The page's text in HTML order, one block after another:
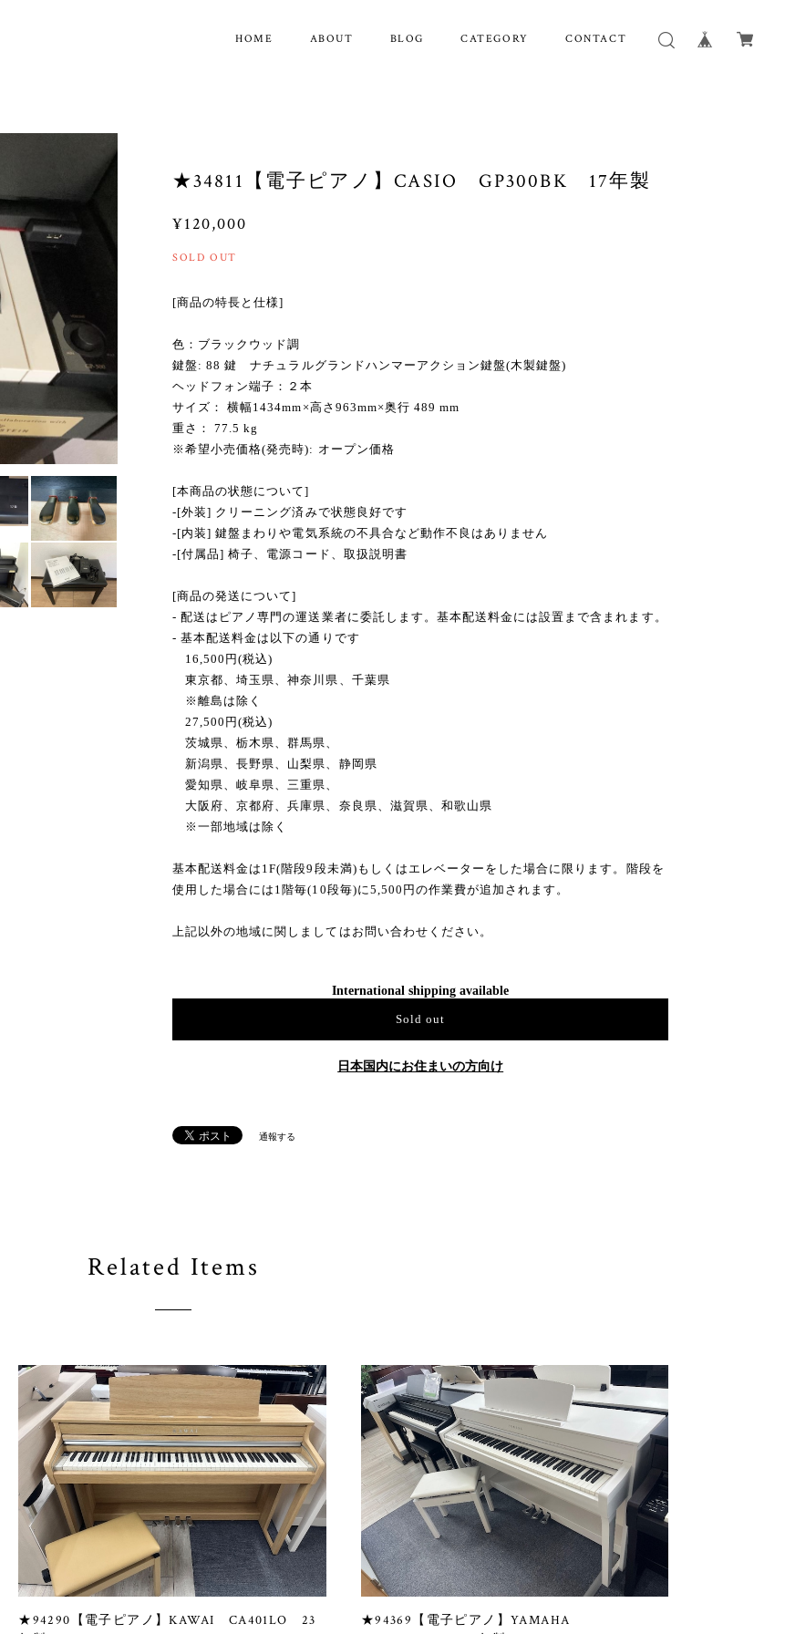
HOME ABOUT BLOG CATEGORY CONTACT
★34811【電子ピアノ】CASIO GP300BK 17年製
¥120,000
SOLD OUT
[商品の特長と仕様]
色：ブラックウッド調
鍵盤: 88 鍵 ナチュラルグランドハンマーアクション鍵盤(木製鍵盤)
ヘッドフォン端子：２本
サイズ： 横幅1434mm×高さ963mm×奥行 489 mm
重さ： 77.5 kg
※希望小売価格(発売時): オープン価格
[本商品の状態について]
-[外装] クリーニング済みで状態良好です
-[内装] 鍵盤まわりや電気系統の不具合など動作不良はありません
-[付属品] 椅子、電源コード、取扱説明書
[商品の発送について]
- 配送はピアノ専門の運送業者に委託します。基本配送料金には設置まで含まれます。
- 基本配送料金は以下の通りです
16,500円(税込)
東京都、埼玉県、神奈川県、千葉県
※離島は除く
27,500円(税込)
茨城県、栃木県、群馬県、
新潟県、長野県、山梨県、静岡県
愛知県、岐阜県、三重県、
大阪府、京都府、兵庫県、奈良県、滋賀県、和歌山県
※一部地域は除く
基本配送料金は1F(階段9段未満)もしくはエレベーターをした場合に限ります。階段を
使用した場合には1階毎(10段毎)に5,500円の作業費が追加されます。
上記以外の地域に関しましてはお問い合わせください。
International shipping available
Sold out
日本国内にお住まいの方向け
通報する
Related Items
★94290【電子ピアノ】KAWAI CA401LO 23
★94369【電子ピアノ】YAMAHA